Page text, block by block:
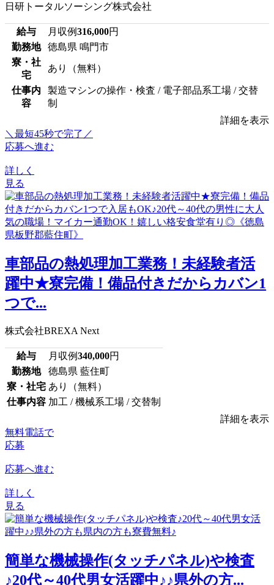
日研トータルソーシング株式会社
給与 月収例316,000円
勤務地
徳島県 鳴門市
寮・社
宅
あり（無料）
仕事内
容
製造マシンの操作・検査 / 電子部品系工場 / 交替
制
詳細を表示
＼最短45秒で完了／
応募へ進む
詳しく
見る
車部品の熱処理加工業務！未経験者活
躍中★寮完備！備品付きだからカバン1
つで...
株式会社BREXA Next
給与 月収例340,000円
勤務地
徳島県 藍住町
寮・社宅 あり（無料）
仕事内容 加工 / 機械系工場 / 交替制
詳細を表示
無料電話で
応募
応募へ進む
詳しく
見る
簡単な機械操作(タッチパネル)や検査
♪20代～40代男女活躍中♪♪県外の方...